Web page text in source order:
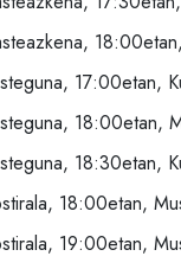
17:00etan,
18:00etan,
18:30etan,
18:00etan,
19:00etan,